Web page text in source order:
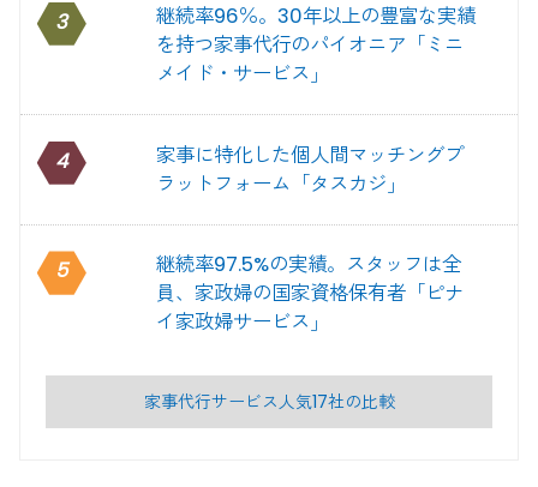
3
継続率96％。30年以上の豊富な実績
を持つ家事代行のパイオニア「ミニ
メイド・サービス」
4
家事に特化した個人間マッチングプ
ラットフォーム「タスカジ」
5
継続率97.5%の実績。スタッフは全
員、家政婦の国家資格保有者「ピナ
イ家政婦サービス」
家事代行サービス人気17社の比較